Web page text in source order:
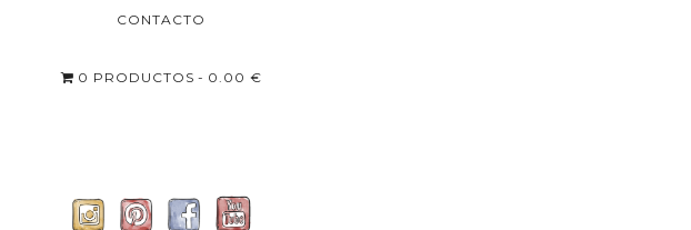
CONTACTO
0 PRODUCTOS 0.00 €